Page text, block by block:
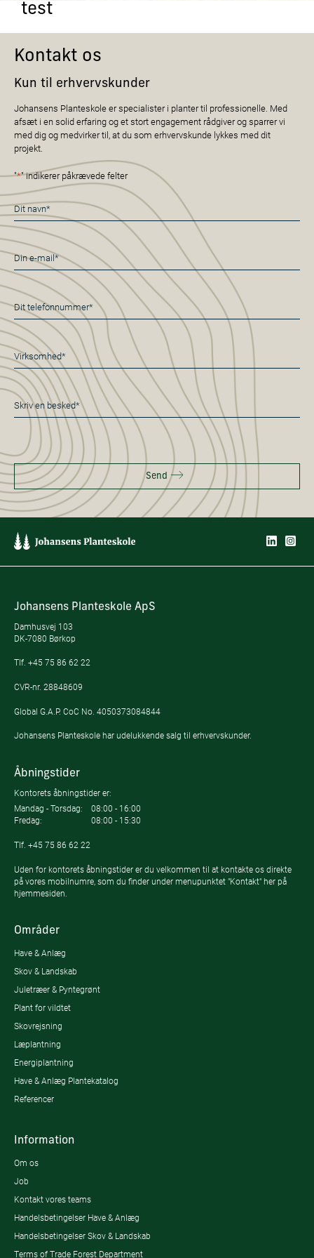
test
Kontakt os
Kun til erhvervskunder
Johansens Planteskole er specialister i planter til professionelle. Med
afsæt i en solid erfaring og et stort engagement rådgiver og sparrer vi
med dig og medvirker til, at du som erhvervskunde lykkes med dit
projekt.
"*" indikerer påkrævede felter
Navn
*
E-
mail
*
Telefon
*
Virksomhed
*
Besked
*
Send
Johansens Planteskole ApS
Damhusvej 103
DK-7080 Børkop
Tlf. +45 75 86 62 22
CVR-nr. 28848609
Global G.A.P. CoC No. 4050373084844
Johansens Planteskole har udelukkende salg til erhvervskunder.
Åbningstider
Kontorets åbningstider er:
Mandag - Torsdag:
08:00 - 16:00
Fredag:
08:00 - 15:30
Tlf. +45 75 86 62 22
Uden for kontorets åbningstider er du velkommen til at kontakte os direkte
på vores mobilnumre, som du finder under menupunktet "Kontakt" her på
hjemmesiden.
Områder
Have & Anlæg
Skov & Landskab
Juletræer & Pyntegrønt
Plant for vildtet
Skovrejsning
Læplantning
Energiplantning
Have & Anlæg Plantekatalog
Referencer
Information
Om os
Job
Kontakt vores teams
Handelsbetingelser Have & Anlæg
Handelsbetingelser Skov & Landskab
Terms of Trade Forest Department